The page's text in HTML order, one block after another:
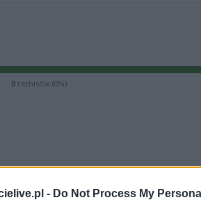
- Do Not Process My
0remisów (0%)